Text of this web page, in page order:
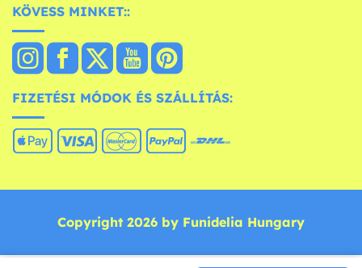
KÖVESS MINKET::
FIZETÉSI MÓDOK ÉS SZÁLLÍTÁS:
Copyright 2026 by Funidelia Hungary